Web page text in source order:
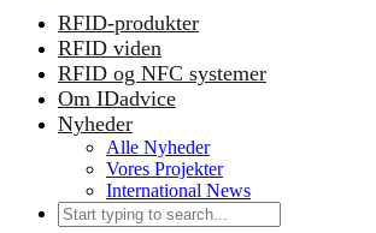
RFID-produkter
RFID viden
RFID og NFC systemer
Om IDadvice
Nyheder
Alle Nyheder
Vores Projekter
International News